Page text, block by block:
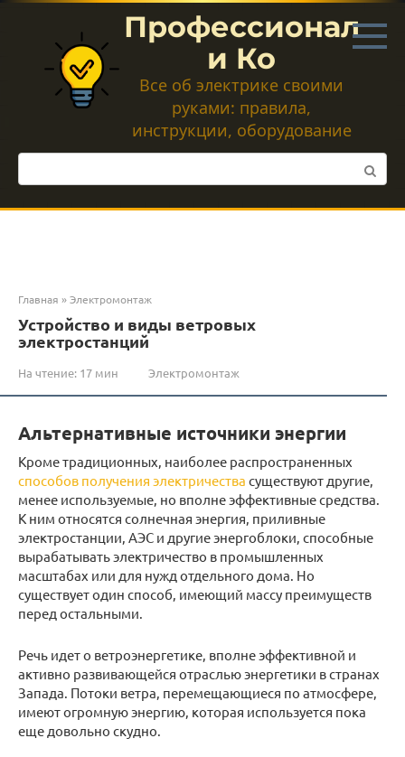
Перейти
контенту
Профессионал
и Ко
Все об электрике своими
руками: правила,
инструкции, оборудование
Поиск:
Главная »Электромонтаж
Устройство и виды ветровых
электростанций
На чтение: 17 мин Электромонтаж
Альтернативные источники энергии
Кроме традиционных, наиболее распространенных
способов получения электричества существуют другие,
менее используемые, но вполне эффективные средства.
К ним относятся солнечная энергия, приливные
электростанции, АЭС и другие энергоблоки, способные
вырабатывать электричество в промышленных
масштабах или для нужд отдельного дома. Но
существует один способ, имеющий массу преимуществ
перед остальными.
Речь идет о ветроэнергетике, вполне эффективной и
активно развивающейся отраслью энергетики в странах
Запада. Потоки ветра, перемещающиеся по атмосфере,
имеют огромную энергию, которая используется пока
еще довольно скудно.